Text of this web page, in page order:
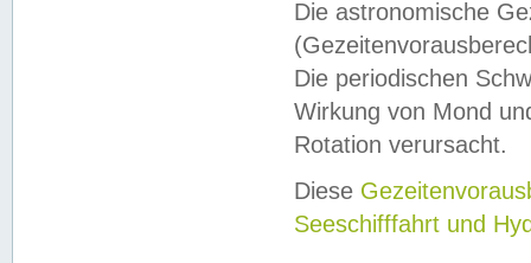
Die astronomische
Die periodischen
Wirkung von Mond
Rotation verursacht.
Diese
Seeschifffahrt und